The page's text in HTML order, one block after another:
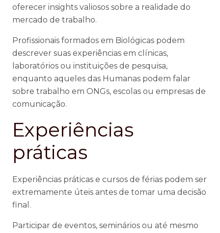
oferecer insights valiosos sobre a realidade do
mercado de trabalho.
Profissionais formados em Biológicas podem
descrever suas experiências em clínicas,
laboratórios ou instituições de pesquisa,
enquanto aqueles das Humanas podem falar
sobre trabalho em ONGs, escolas ou empresas de
comunicação.
Experiências
práticas
Experiências práticas e cursos de férias podem ser
extremamente úteis antes de tomar uma decisão
final.
Participar de eventos, seminários ou até mesmo